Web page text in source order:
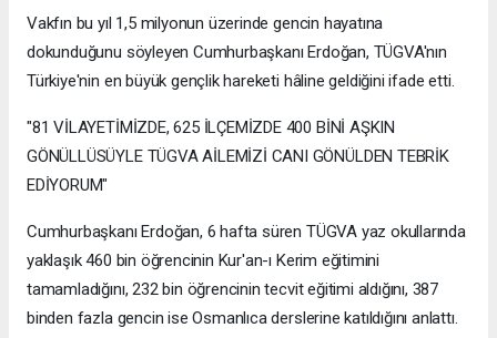
Vakfın bu yıl 1,5 milyonun üzerinde gencin hayatına
dokunduğunu söyleyen Cumhurbaşkanı Erdoğan, TÜGVA'nın
Türkiye'nin en büyük gençlik hareketi hâline geldiğini ifade etti.
"81 VİLAYETİMİZDE, 625 İLÇEMİZDE 400 BİNİ AŞKIN
GÖNÜLLÜSÜYLE TÜGVA AİLEMİZİ CANI GÖNÜLDEN TEBRİK
EDİYORUM"
Cumhurbaşkanı Erdoğan, 6 hafta süren TÜGVA yaz okullarında
yaklaşık 460 bin öğrencinin Kur'an-ı Kerim eğitimini
tamamladığını, 232 bin öğrencinin tecvit eğitimi aldığını, 387
binden fazla gencin ise Osmanlıca derslerine katıldığını anlattı.